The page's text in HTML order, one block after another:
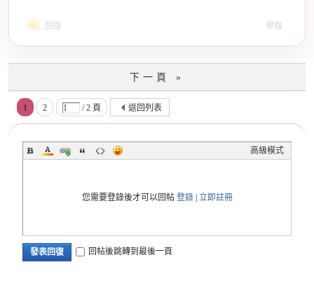
回復 舉報
下一頁 »
1 2 / 2 頁 返回列表
高級模式
您需要登錄後才可以回帖 登錄| 立即註冊
發表回復 回帖後跳轉到最後一頁